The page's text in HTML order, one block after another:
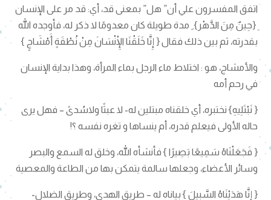
اتفق المفسرون علي أن” هل” بمعنى قد، أي: قد مر على الإنسان
ِ {حِينٌ مِنَ الدَّهْر} ِ مدة طويلة كان معدومًا لا ذكر له، فأوجده الله
بقدرته، ثم بين ذلك فقال { إِنَّا خَلَقْنَا الْإِنْسَانَ مِنْ نُطْفَةٍ أَمْشَاجٍ }
والأمشاج، هو : اختلاط ماء الرجل بماء المرأة، وهذا بداية الإنسان
في رحم أمه
{ نَبْتَلِيهِ} نختبره، أي خلقناه مبتلين له- لا عبثًا ولاسُدىً – فهل يرى
حاله الأولى فيعلم قدره، أم ينساها و تغره نفسه ؟!
{ فَجَعَلْنَاهُ سَمِيعًا بَصِيرًا } فأنشأه الله، وخلق له السمع والبصر
وسائر الأعضاء، وجعلها سالمة يتمكن بها من الطاعة والمعصية
{ إِنَّا هَدَيْنَاهُ السَّبِيلَ } بياناه له – طريق الهدى، وطريق الضلال-